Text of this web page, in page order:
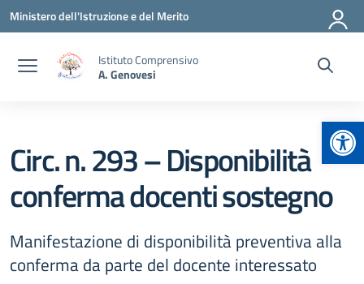
Vai ai contenuti
Vai al menu di navigazione
Vai al footer
Ministero dell'Istruzione e del Merito
Istituto Comprensivo
A. Genovesi
Circ. n. 293 – Disponibilità
conferma docenti sostegno
Manifestazione di disponibilità preventiva alla
conferma da parte del docente interessato